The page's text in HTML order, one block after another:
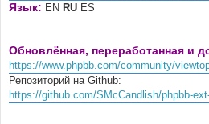
Язык: EN RU ES
Обновлённая, переработанная и
https://www.phpbb.com/community/
Репозиторий на Github:
https://github.com/SMcCandlish/phpbb-